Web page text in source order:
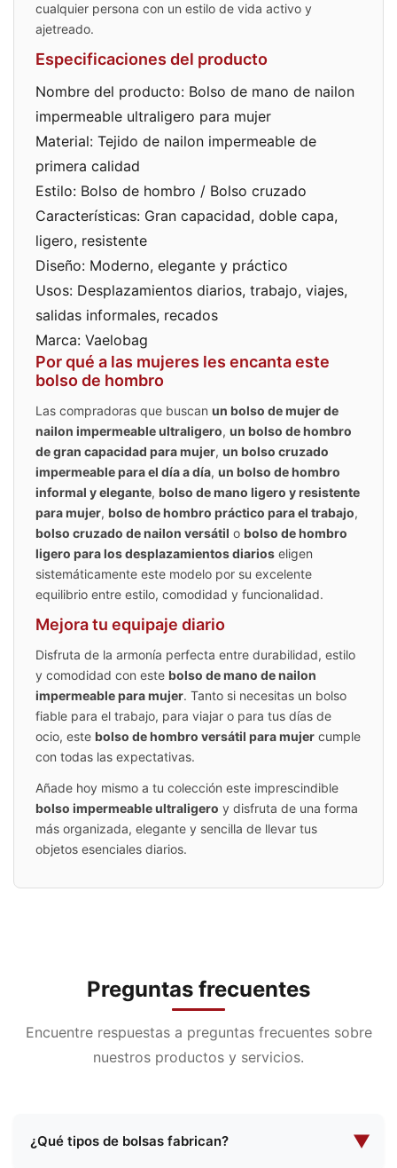
cualquier persona con un estilo de vida activo y
ajetreado.
Especificaciones del producto
Nombre del producto: Bolso de mano de nailon
impermeable ultraligero para mujer
Material: Tejido de nailon impermeable de
primera calidad
Estilo: Bolso de hombro / Bolso cruzado
Características: Gran capacidad, doble capa,
ligero, resistente
Diseño: Moderno, elegante y práctico
Usos: Desplazamientos diarios, trabajo, viajes,
salidas informales, recados
Marca: Vaelobag
Por qué a las mujeres les encanta este
bolso de hombro
Las compradoras que buscan un bolso de mujer de
nailon impermeable ultraligero, un bolso de hombro
de gran capacidad para mujer, un bolso cruzado
impermeable para el día a día, un bolso de hombro
informal y elegante, bolso de mano ligero y resistente
para mujer, bolso de hombro práctico para el trabajo,
bolso cruzado de nailon versátil o bolso de hombro
ligero para los desplazamientos diarios eligen
sistemáticamente este modelo por su excelente
equilibrio entre estilo, comodidad y funcionalidad.
Mejora tu equipaje diario
Disfruta de la armonía perfecta entre durabilidad, estilo
y comodidad con este bolso de mano de nailon
impermeable para mujer. Tanto si necesitas un bolso
fiable para el trabajo, para viajar o para tus días de
ocio, este bolso de hombro versátil para mujer cumple
con todas las expectativas.
Añade hoy mismo a tu colección este imprescindible
bolso impermeable ultraligero y disfruta de una forma
más organizada, elegante y sencilla de llevar tus
objetos esenciales diarios.
Preguntas frecuentes
Encuentre respuestas a preguntas frecuentes sobre
nuestros productos y servicios.
¿Qué tipos de bolsas fabrican? ▼